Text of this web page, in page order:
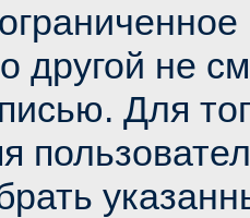
другой не
Для